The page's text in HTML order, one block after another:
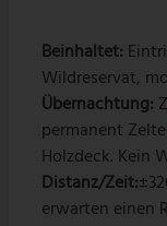
Beinhaltet:
Wildreservat,
Übernachtung:
permanent
Holzdeck. Kein
Distanz/Zeit:
erwarten einen